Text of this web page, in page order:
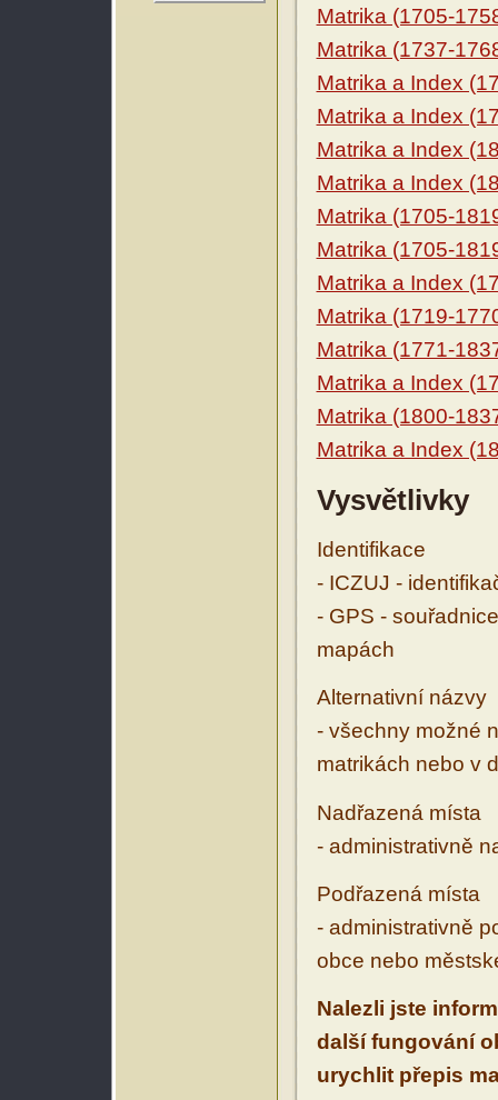
Matrika (1705-
Matrika (1737-
Matrika a Index
Matrika a Index
Matrika a Index
Matrika a Index
Matrika (1705-
Matrika (1705-
Matrika a Index
Matrika (1719-
Matrika (1771-
Matrika a Index
Matrika (1800-
Matrika a Index
Vysvětlivky
Identifikace
- ICZUJ -
- GPS -
mapách
Alternativní názvy
- všechny možné
matrikách nebo v
Nadřazená místa
- administrativně
Podřazená místa
- administrativně
obce nebo
Nalezli jste
další fungování
urychlit přepis